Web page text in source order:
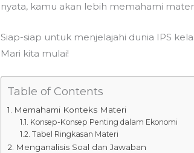
nyata, kamu akan lebih memahami
Siap-siap untuk menjelajahi dunia IPS
Mari kita mulai!
Table of Contents
Memahami Konteks Materi
Konsep-Konsep Penting dalam Ekonomi
Tabel Ringkasan Materi
Menganalisis Soal dan Jawaban